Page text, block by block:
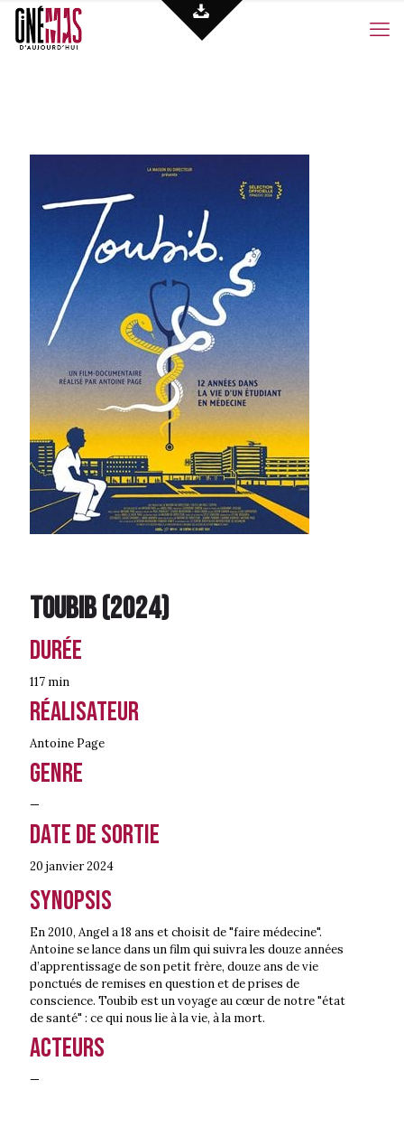
Toubib(2024)
Durée
117 min
Réalisateur
Antoine Page
Genre
—
Date de sortie
20 janvier2024
Synopsis
En 2010, Angel a 18 ans et choisit de "faire médecine".
Antoine se lance dans un film qui suivra les douze années
d’apprentissage de son petit frère, douze ans de vie
ponctués de remises en question et de prises de
conscience. Toubib est un voyage au cœur de notre "état
de santé" : ce qui nous lie à la vie, à la mort.
Acteurs
—